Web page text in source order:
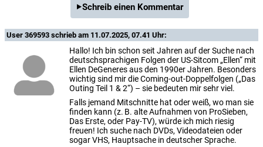
Schreib einen Kommentar
User 369593 schrieb am 11.07.2025, 07.41 Uhr:
Hallo! Ich bin schon seit Jahren auf der Suche nach
deutschsprachigen Folgen der US-Sitcom „Ellen“ mit
Ellen DeGeneres aus den 1990er Jahren. Besonders
wichtig sind mir die Coming-out-Doppelfolgen („Das
Outing Teil 1 & 2“) – sie bedeuten mir sehr viel.
Falls jemand Mitschnitte hat oder weiß, wo man sie
finden kann (z. B. alte Aufnahmen von ProSieben,
Das Erste, oder Pay-TV), würde ich mich riesig
freuen! Ich suche nach DVDs, Videodateien oder
sogar VHS, Hauptsache in deutscher Sprache.